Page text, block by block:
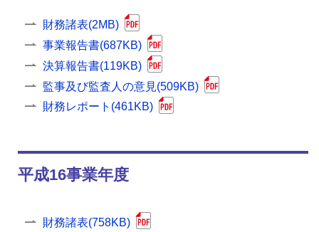
財務諸表(2MB)
事業報告書(687KB)
決算報告書(119KB)
監事及び監査人の意見(509KB)
財務レポート(461KB)
平成16事業年度
財務諸表(758KB)